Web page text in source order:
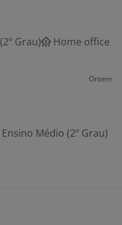
Grau) Home office
Ontem
Ensino Médio (2º Grau)